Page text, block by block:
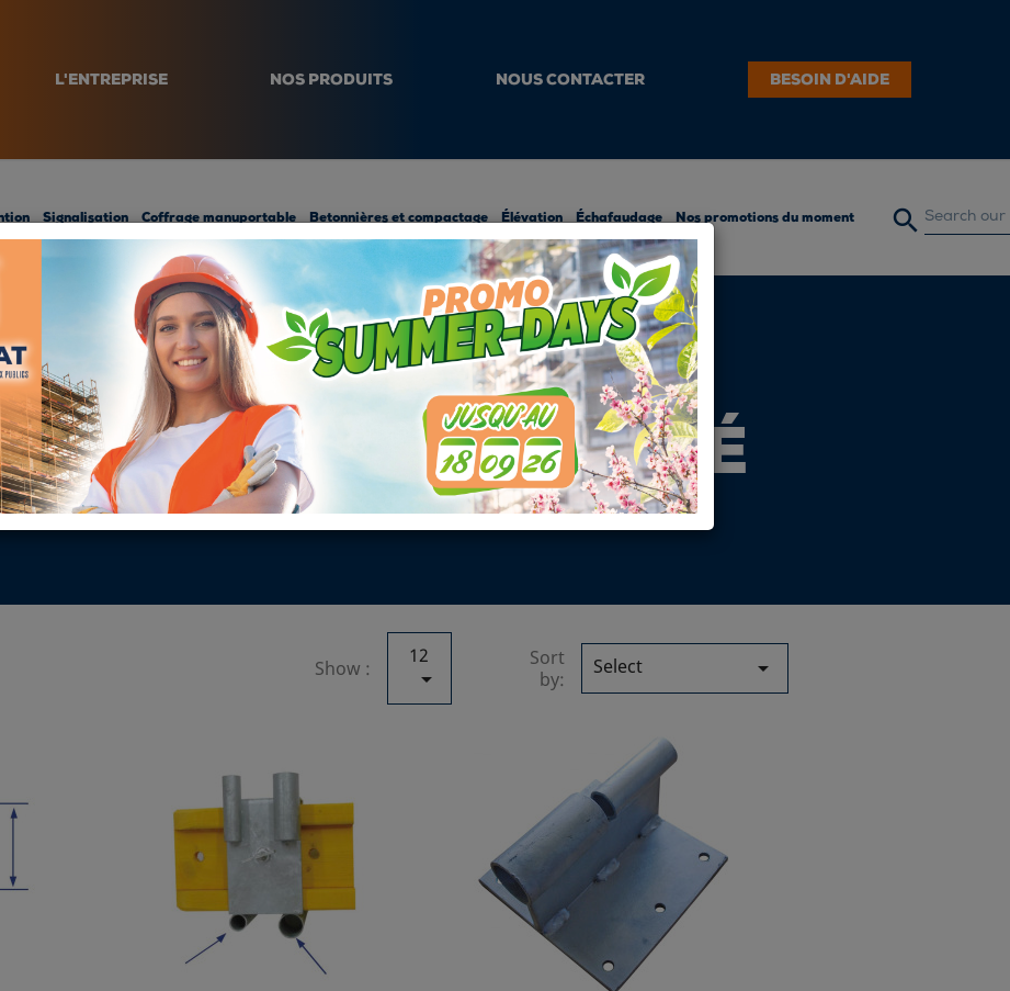
L'ENTREPRISE NOS PRODUITS NOUS CONTACTER BESOIN D'AIDE
Signalisation Coffrage manuportable Betonnières et compactage Élévation Échafaudage Nos promotions du moment 
DE SÉCURITÉ
Show :
12

Sort
by:
Select 